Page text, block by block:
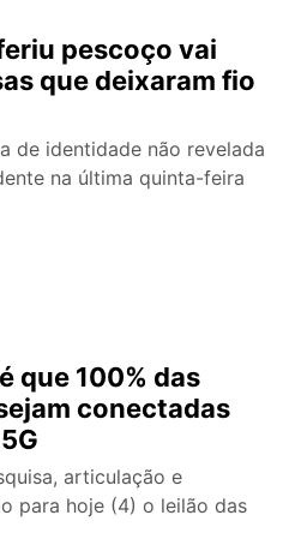
pescoço vai
que deixaram fio
de identidade não revelada
na última quinta-feira
que 100% das
conectadas
articulação e
para hoje (4) o leilão das